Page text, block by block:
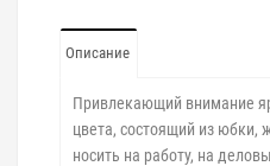
Описание
Привлекающий внимание
цвета, состоящий из юбки,
носить на работу, на